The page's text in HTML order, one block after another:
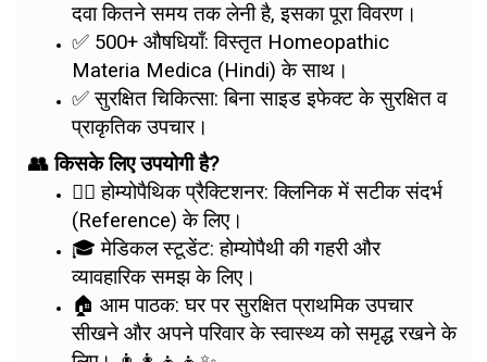
दवा कितने समय तक लेनी है, इसका पूरा विवरण।
✅ 500+ औषधियाँ: विस्तृत Homeopathic
Materia Medica (Hindi) के साथ।
✅ सुरक्षित चिकित्सा: बिना साइड इफेक्ट के सुरक्षित व
प्राकृतिक उपचार।
👥 किसके लिए उपयोगी है?
👨‍⚕️ होम्योपैथिक प्रैक्टिशनर: क्लिनिक में सटीक संदर्भ
(Reference) के लिए।
🎓 मेडिकल स्टूडेंट: होम्योपैथी की गहरी और
व्यावहारिक समझ के लिए।
🏠 आम पाठक: घर पर सुरक्षित प्राथमिक उपचार
सीखने और अपने परिवार के स्वास्थ्य को समृद्ध रखने के